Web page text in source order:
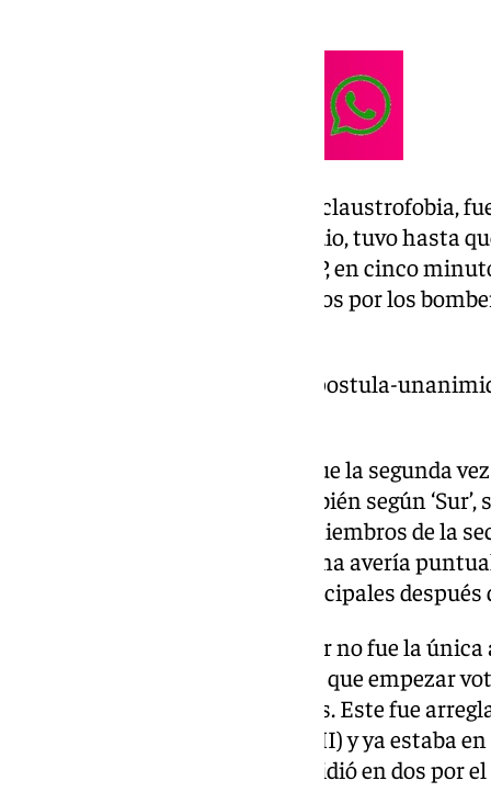
Esta última, Toni Morillas, con claustrofobia,
según ha podido saber este medio, tuvo hasta
ascensor. «Si hubiera sido del PP, en cinco
una de las ediles al ser rescatados por los
https://www.101tv.es/malaga-postula-
El pasado jueves 27 de febrero fue la segunda
atascado. En esta ocasión, también según
45 minutos tres funcionarios miembros de la
Obreras. «El ascensor sufriría una avería
ascensor», decían fuentes municipales
Lo curioso es que la del ascensor no fue la
febrero. El Pleno de febrero tuvo que empezar
del nuevo sistema de votaciones. Este fue
Municipal de Informática (CEMI) y ya estaba
segunda sesión plenaria -se dividió en dos por